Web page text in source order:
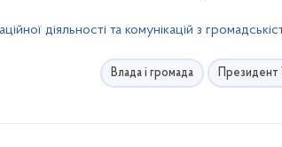
діяльності та комунікацій з
Влада і громада Президент